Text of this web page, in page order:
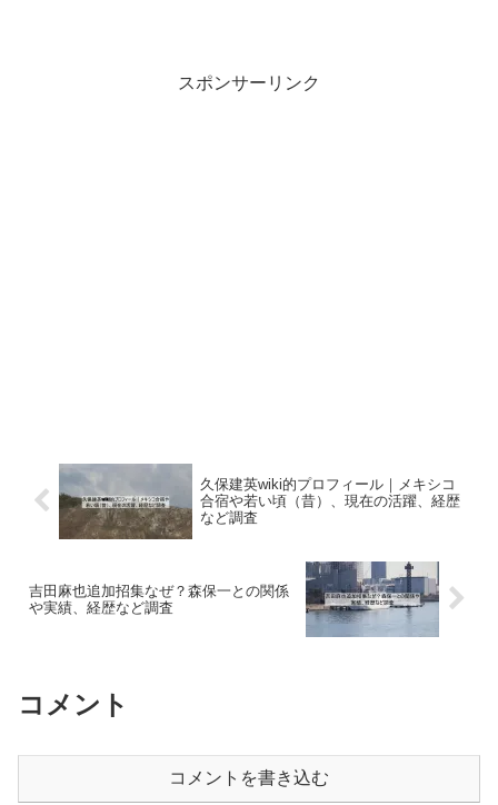
スポンサーリンク
久保建英wiki的プロフィール｜メキシコ
合宿や若い頃（昔）、現在の活躍、経歴
など調査
吉田麻也追加招集なぜ？森保一との関係
や実績、経歴など調査
コメント
コメントを書き込む